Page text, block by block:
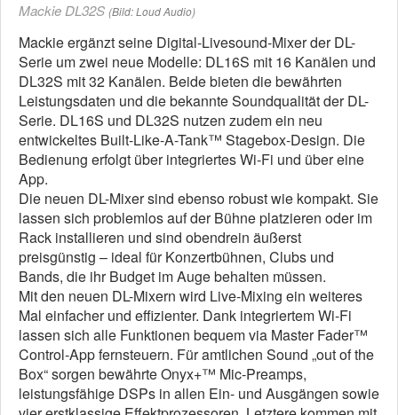
Mackie DL32S (Bild: Loud Audio)
Mackie ergänzt seine Digital-Livesound-Mixer der DL-
Serie um zwei neue Modelle: DL16S mit 16 Kanälen und
DL32S mit 32 Kanälen. Beide bieten die bewährten
Leistungsdaten und die bekannte Soundqualität der DL-
Serie. DL16S und DL32S nutzen zudem ein neu
entwickeltes Built-Like-A-Tank™ Stagebox-Design. Die
Bedienung erfolgt über integriertes Wi-Fi und über eine
App.
Die neuen DL-Mixer sind ebenso robust wie kompakt. Sie
lassen sich problemlos auf der Bühne platzieren oder im
Rack installieren und sind obendrein äußerst
preisgünstig – ideal für Konzertbühnen, Clubs und
Bands, die ihr Budget im Auge behalten müssen.
Mit den neuen DL-Mixern wird Live-Mixing ein weiteres
Mal einfacher und effizienter. Dank integriertem Wi-Fi
lassen sich alle Funktionen bequem via Master Fader™
Control-App fernsteuern. Für amtlichen Sound „out of the
Box“ sorgen bewährte Onyx+™ Mic-Preamps,
leistungsfähige DSPs in allen Ein- und Ausgängen sowie